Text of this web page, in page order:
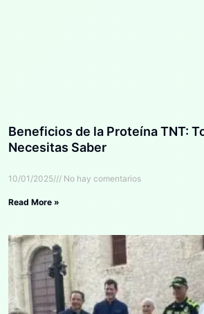
Beneficios de la Proteína TNT:
Necesitas Saber
10/01/2025 No hay comentarios
Read More »